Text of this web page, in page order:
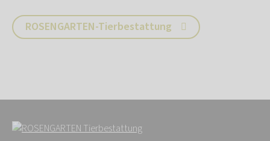
ROSENGARTEN-Tierbestattung